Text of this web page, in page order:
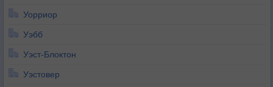
Уорриор
Уэбб
Уэст-Блоктон
Уэстовер